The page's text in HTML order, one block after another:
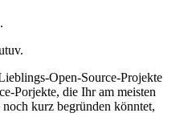
Open-Source-Projekte
Porjekte, die Ihr am meisten
kurz begründen könntet,